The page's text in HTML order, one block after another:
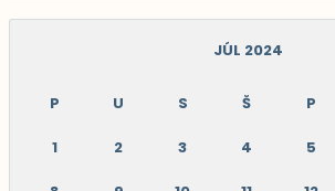
JÚL 2024
P U S Š P
1 2 3 4 5